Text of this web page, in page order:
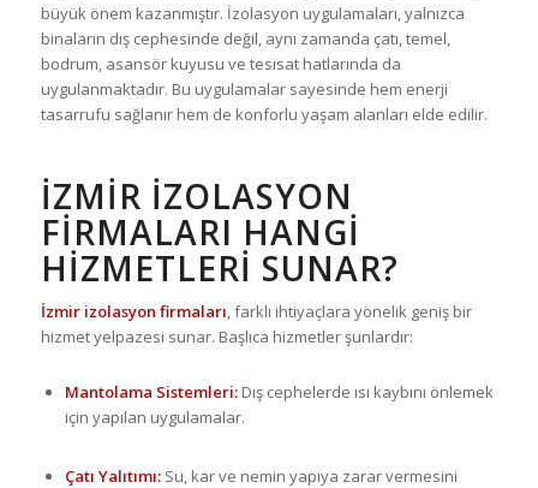
büyük önem kazanmıştır. İzolasyon uygulamaları, yalnızca
binaların dış cephesinde değil, aynı zamanda çatı, temel,
bodrum, asansör kuyusu ve tesisat hatlarında da
uygulanmaktadır. Bu uygulamalar sayesinde hem enerji
tasarrufu sağlanır hem de konforlu yaşam alanları elde edilir.
İZMIR İZOLASYON
FIRMALARI HANGI
HIZMETLERI SUNAR?
İzmir izolasyon firmaları, farklı ihtiyaçlara yönelik geniş bir
hizmet yelpazesi sunar. Başlıca hizmetler şunlardır:
Mantolama Sistemleri:Dış cephelerde ısı kaybını önlemek
için yapılan uygulamalar.
Çatı Yalıtımı:Su, kar ve nemin yapıya zarar vermesini